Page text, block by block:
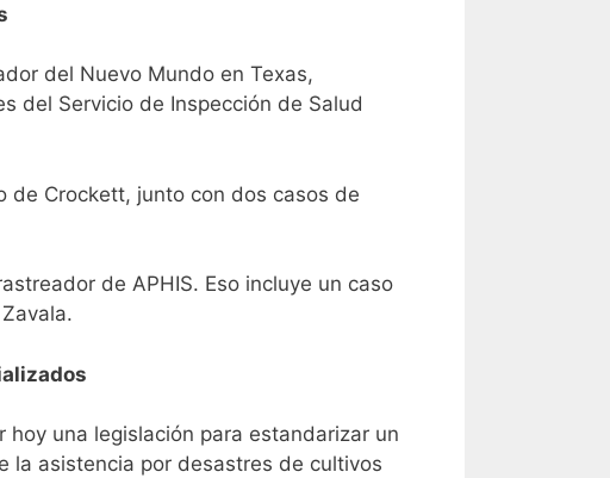
del Nuevo Mundo en Texas,
del Servicio de Inspección de Salud
de Crockett, junto con dos casos de
de APHIS. Eso incluye un caso
una legislación para estandarizar un
la asistencia por desastres de cultivos